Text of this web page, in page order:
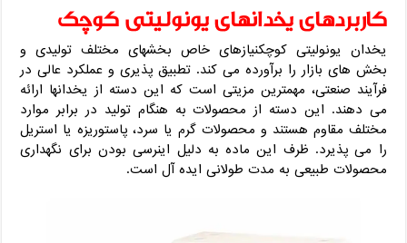
کاربردهای یخدانهای یونولیتی کوچک
یخدان یونولیتی کوچکنیازهای خاص بخشهای مختلف تولیدی و
بخش های بازار را برآورده می کند. تطبیق پذیری و عملکرد عالی در
فرآیند صنعتی، مهمترین مزیتی است که این دسته از یخدانها ارائه
می دهند. این دسته از محصولات به هنگام تولید در برابر موارد
مختلف مقاوم هستند و محصولات گرم یا سرد، پاستوریزه یا استریل
را می پذیرد. ظرف این ماده به دلیل اینرسی بودن برای نگهداری
محصولات طبیعی به مدت طولانی ایده آل است.